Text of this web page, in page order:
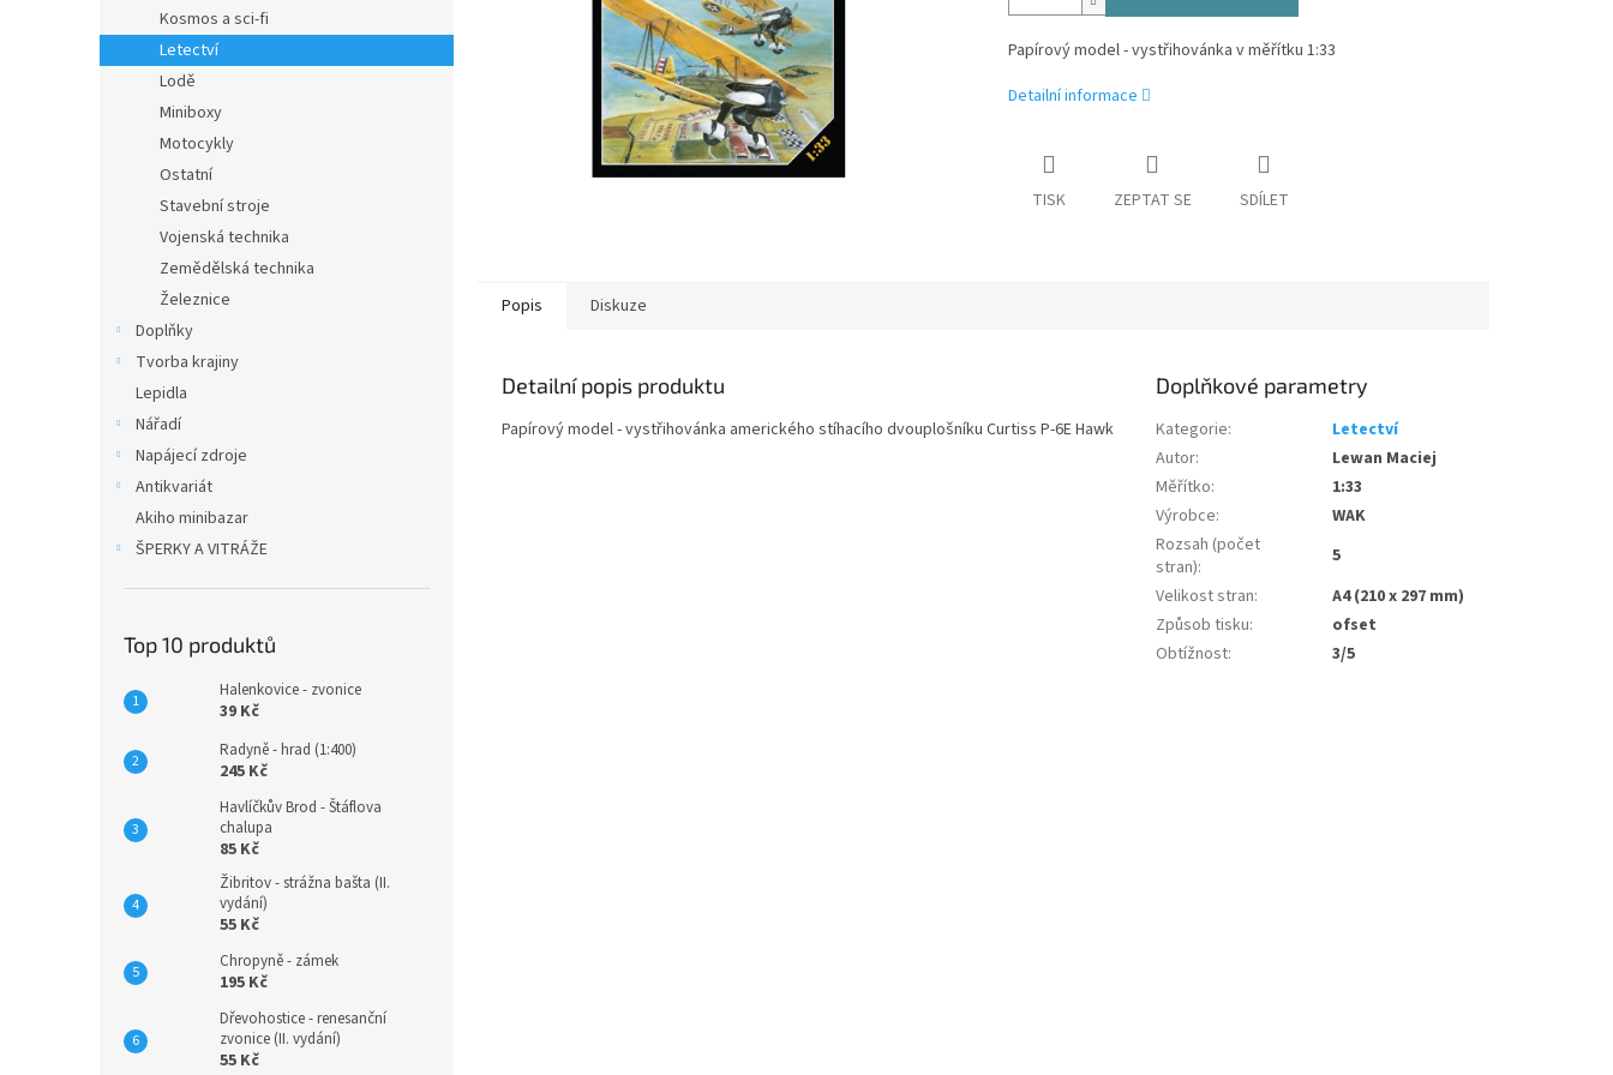
e
l
Kosmos a sci-fi
Letectví
Lodě
Miniboxy
Motocykly
Ostatní
Stavební stroje
Vojenská technika
Zemědělská technika
Železnice
Doplňky
Tvorba krajiny
Lepidla
Nářadí
Napájecí zdroje
Antikvariát
Akiho minibazar
ŠPERKY A VITRÁŽE
Top 10 produktů
Halenkovice - zvonice
39 Kč
Radyně - hrad (1:400)
245 Kč
Havlíčkův Brod - Štáflova
chalupa
85 Kč
Žibritov - strážna bašta (II.
vydání)
55 Kč
Chropyně - zámek
195 Kč
Dřevohostice - renesanční
zvonice (II. vydání)
55 Kč
Papírový model - vystřihovánka v měřítku 1:33
Detailní informace
TISK ZEPTAT SE SDÍLET
Popis Diskuze
Detailní popis produktu
Papírový model - vystřihovánka amerického stíhacího dvouplošníku Curtiss P-6E Hawk
Doplňkové parametry
Kategorie:
Letectví
Autor:
Lewan Maciej
Měřítko:
1:33
Výrobce:
WAK
Rozsah (počet
stran):
5
Velikost stran:
A4 (210 x 297 mm)
Způsob tisku:
ofset
Obtížnost: 3/5